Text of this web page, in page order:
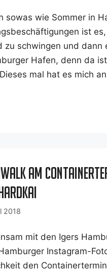
sowas wie Som­mer in
ist
zu schwin­gen und dann
Hafen, denn da
mal hat es mich
am
2018
mit den Igers
Insta­­gram-
den